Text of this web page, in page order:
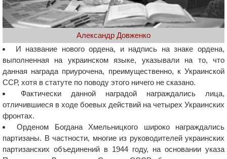
Александр Довженко
И название нового ордена, и надпись на знаке ордена,
выполненная на украинском языке, указывали на то, что
данная награда приурочена, преимущественно, к Украинской
ССР, хотя в статуте по поводу этого ничего не сказано.
Фактически данной наградой награждались лица,
отличившиеся в ходе боевых действий на четырех Украинских
фронтах.
Орденом Богдана Хмельницкого широко награждались
партизаны. В частности, многие из руководителей украинских
партизанских объединений в 1944 году, на основании указа